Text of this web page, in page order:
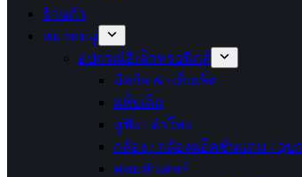
ร้านค้า
หมวดหมู่
อุปกรณ์อิเล็กทรอนิกส์
มือถือ & แท็บเล็ต
แท็บเล็ต
หูฟัง / ลำโพง
กล้อง / กล้องแอ็คชั่นแคม / อุป
คอมพิวเตอร์